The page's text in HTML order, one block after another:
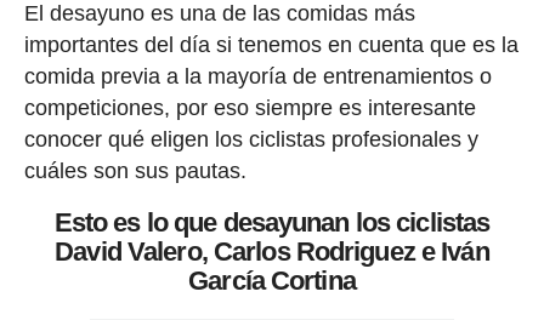
El desayuno es una de las comidas más
importantes del día si tenemos en cuenta que es la
comida previa a la mayoría de entrenamientos o
competiciones, por eso siempre es interesante
conocer qué eligen los ciclistas profesionales y
cuáles son sus pautas.
Esto es lo que desayunan los ciclistas
David Valero, Carlos Rodriguez e Iván
García Cortina